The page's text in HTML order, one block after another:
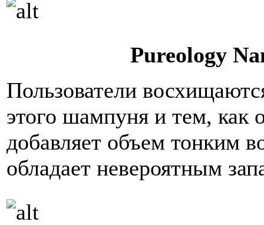
Pureology
Пользователи
этого шампуня и тем,
добавляет объем тонким
обладает невероятным